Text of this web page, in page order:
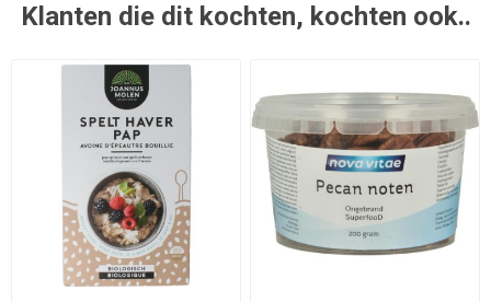
Klanten die dit kochten, kochten ook..